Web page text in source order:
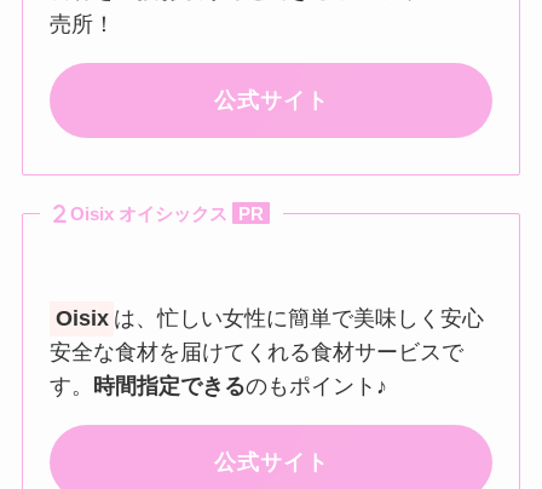
売所！
公式サイト
Oisix オイシックス PR
Oisix は、忙しい女性に簡単で美味しく安心
安全な食材を届けてくれる食材サービスで
す。 時間指定できるのもポイント♪
公式サイト